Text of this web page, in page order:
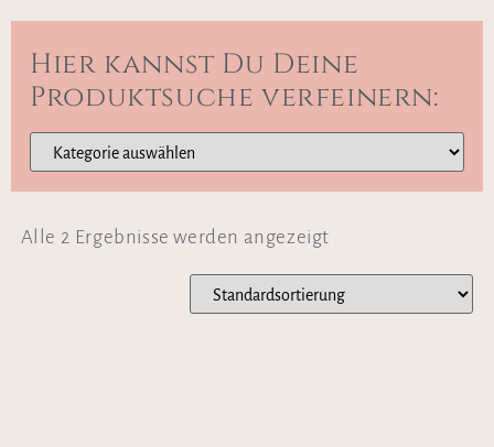
Hier kannst Du Deine
Produktsuche verfeinern:
Alle 2 Ergebnisse werden angezeigt